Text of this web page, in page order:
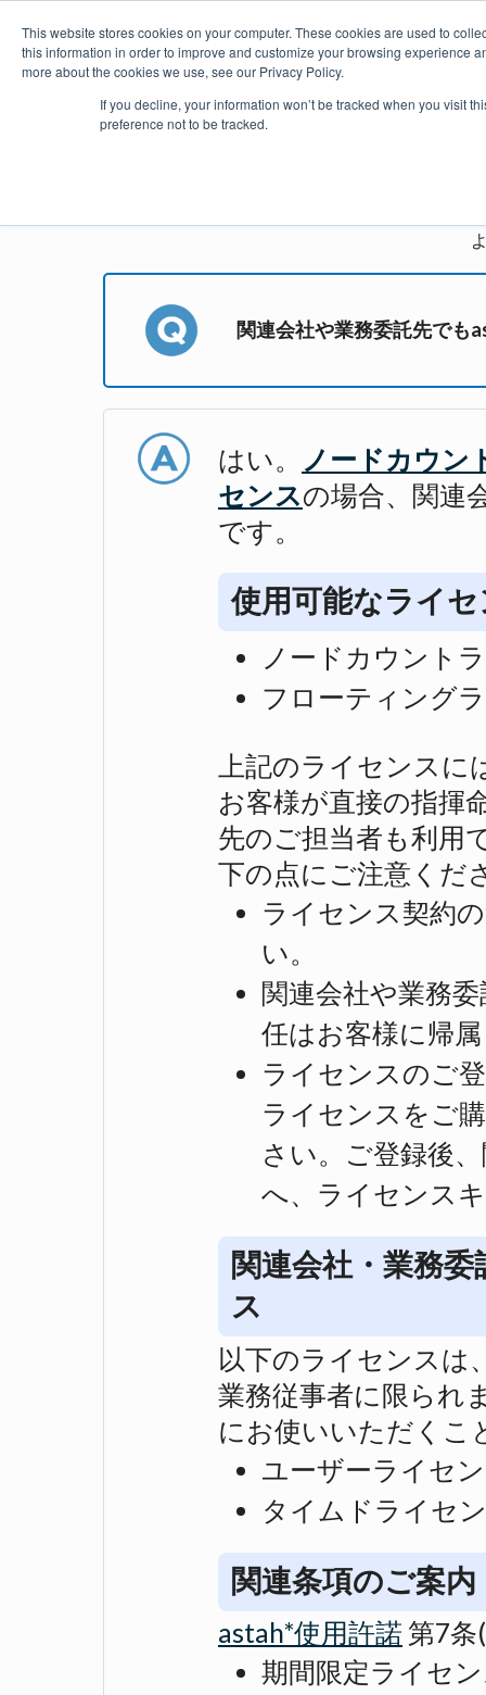
This website stores cookies on your computer. These cookies are used to
this information in order to improve and customize your browsing experience
more about the cookies we use, see our Privacy Policy.
If you decline, your information won’t be tracked when you visit
preference not to be tracked.
関連会社や業務委託先でも
はい。
ノードカウン
センスの場合、関連
です。
使用可能なライ
ノードカウント
フローティング
上記のライセンス
お客様が直接の指揮
先のご担当者も利用
下の点にご注意くだ
ライセンス契約
い。
関連会社や業務
任はお客様に帰
ライセンスのご
ライセンスをご
さい。ご登録後
へ、ライセンス
関連会社・業務
ス
以下のライセンスは
業務従事者に限られ
にお使いいただくこ
ユーザーライセ
タイムドライセ
関連条項のご案内
astah*使用許諾 第7条
期間限定ライセ